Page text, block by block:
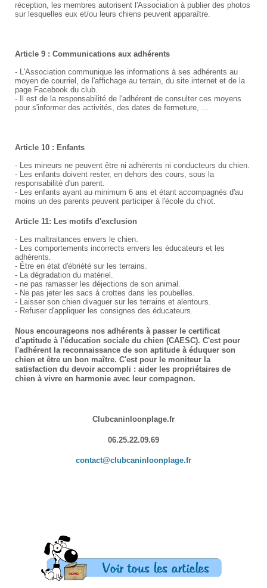
réception, les membres autorisent l'Association à publier des photos
sur lesquelles eux et/ou leurs chiens peuvent apparaître.
Article 9 : Communications aux adhérents
- L'Association communique les informations à ses adhérents au
moyen de courriel, de l'affichage au terrain, du site internet et de la
page Facebook du club.
- Il est de la responsabilité de l'adhérent de consulter ces moyens
pour s'informer des activités, des dates de fermeture, ...
Article 10 : Enfants
- Les mineurs ne peuvent être ni adhérents ni conducteurs du chien.
- Les enfants doivent rester, en dehors des cours, sous la
responsabilité d'un parent.
- Les enfants ayant au minimum 6 ans et étant accompagnés d'au
moins un des parents peuvent participer à l'école du chiot.
Article 11: Les motifs d'exclusion
- Les maltraitances envers le chien.
- Les comportements incorrects envers les éducateurs et les
adhérents.
- Être en état d'ébriété sur les terrains.
- La dégradation du matériel.
- ne pas ramasser les déjections de son animal.
- Ne pas jeter les sacs à crottes dans les poubelles.
- Laisser son chien divaguer sur les terrains et alentours.
- Refuser d'appliquer les consignes des éducateurs.
Nous encourageons nos adhérents à passer le certificat
d'aptitude à l'éducation sociale du chien (CAESC). C'est pour
l'adhérent la reconnaissance de son aptitude à éduquer son
chien et être un bon maître. C'est pour le moniteur la
satisfaction du devoir accompli : aider les propriétaires de
chien à vivre en harmonie avec leur compagnon.
Clubcaninloonplage.fr
06.25.22.09.69
contact@clubcaninloonplage.fr